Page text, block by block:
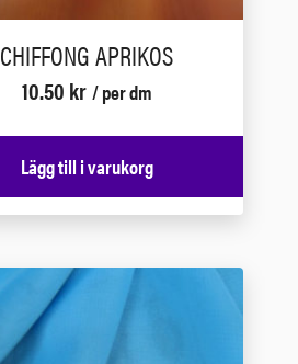
CHIFFONG APRIKOS
10.50 kr / per dm
Lägg till i varukorg